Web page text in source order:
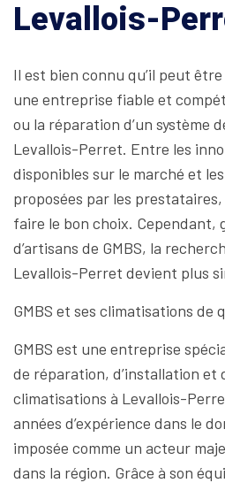
Levallois-
Il est bien connu qu’il peut
une entreprise fiable et
ou la réparation d’un système
Levallois-Perret. Entre les
disponibles sur le marché et
proposées par les
faire le bon choix. Cependant,
d’artisans de GMBS, la
Levallois-Perret devient plus
GMBS et ses climatisations de
GMBS est une entreprise
de réparation, d’installation et
climatisations à Levallois-
années d’expérience dans le
imposée comme un acteur
dans la région. Grâce à son